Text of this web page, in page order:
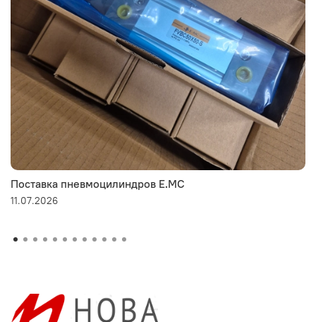
Поставка пневмоцилиндров E.MC
11.07.2026